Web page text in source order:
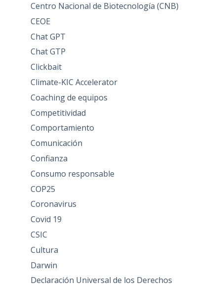
Centro Nacional de Biotecnología (CNB)
CEOE
Chat GPT
Chat GTP
Clickbait
Climate-KIC Accelerator
Coaching de equipos
Competitividad
Comportamiento
Comunicación
Confianza
Consumo responsable
COP25
Coronavirus
Covid 19
CSIC
Cultura
Darwin
Declaración Universal de los Derechos